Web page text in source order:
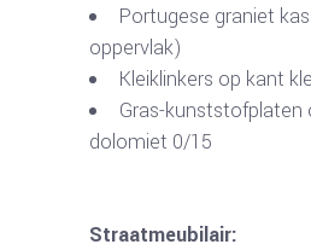
Portugese graniet
oppervlak)
Kleiklinkers op kant
Gras-kunststofplaten
dolomiet 0/15
Straatmeubilair: